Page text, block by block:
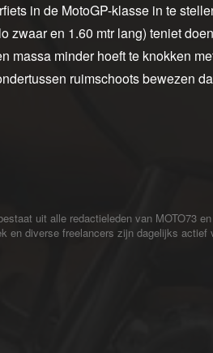
in de MotoGP-klasse in te
zwaar en 1.60 mtr lang) teniet
massa minder hoeft te knokken
ruimschoots bewezen
uit alle redactieleden van MOTO73
en diverse freelancers zijn dagelijks actief